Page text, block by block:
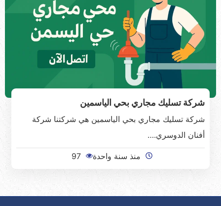
شركة تسليك مجاري بحي الياسمين
شركة تسليك مجاري بحي الياسمين هي شركتنا شركة
أفنان الدوسري.…
منذ سنة واحدة 97